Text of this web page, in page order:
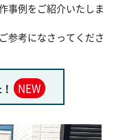
事例をご紹介いたしま
参考になさってくださ
！ NEW